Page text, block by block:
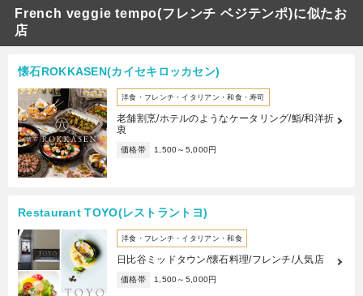
French veggie tempo(フレンチ ベジテンポ)に似たお
店
懐石ROKKASEN(カイセキロッカセン)
洋食・フレンチ・イタリアン・和食・寿司
老舗割烹/ホテルのようなケータリング/鮨/和洋折
衷
価格帯 1,500～5,000円
Restaurant TOYO(レストラントヨ)
洋食・フレンチ・イタリアン・和食
日比谷ミッドタウン/懐石料理/フレンチ/人気店
価格帯 1,500～5,000円